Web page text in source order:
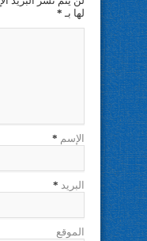
لها بـ *
الإسم *
البريد *
الموقع